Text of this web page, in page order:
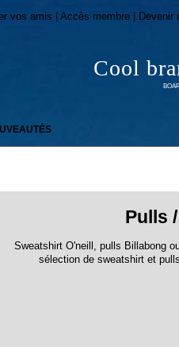
Cool
vos amis | Accès membre | Devenir
Pulls
Sweatshirt O'neill, pulls Billabong
sélection de sweatshirt et